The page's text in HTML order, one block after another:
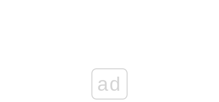
ad